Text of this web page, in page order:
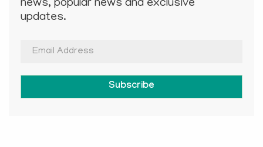
news, popular news and exclusive
updates.
Subscribe